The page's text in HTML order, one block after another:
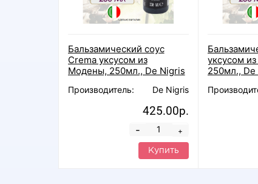
Бальзамический соус
Crema уксусом из
Модены, 250мл., De Nigris
Производитель: De Nigris
425.00р.
+
-
Купить
уксусом
250мл., De